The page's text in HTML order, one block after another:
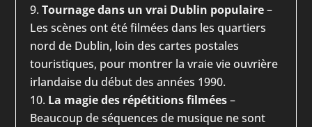
Tournage dans un vrai Dublin populaire–
Les scènes ont été filmées dans les quartiers
nord de Dublin, loin des cartes postales
touristiques, pour montrer la vraie vie ouvrière
irlandaise du début des années 1990.
La magie des répétitions filmées–
Beaucoup de séquences de musique ne sont